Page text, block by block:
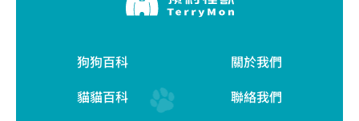
狗狗百科
貓貓百科
關於我們
聯絡我們